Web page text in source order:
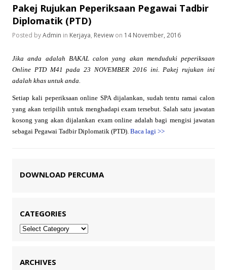
Pakej Rujukan Peperiksaan Pegawai Tadbir
Diplomatik (PTD)
Posted byAdmin in Kerjaya, Review on 14 November, 2016
Jika anda adalah BAKAL calon yang akan menduduki peperiksaan
Online PTD M41 pada 23 NOVEMBER 2016 ini. Pakej rujukan ini
adalah khas untuk anda.
Setiap kali peperiksaan online SPA dijalankan, sudah tentu ramai calon
yang akan teripilih untuk menghadapi exam tersebut. Salah satu jawatan
kosong yang akan dijalankan exam online adalah bagi mengisi jawatan
sebagai Pegawai Tadbir Diplomatik (PTD). Baca lagi >>
DOWNLOAD PERCUMA
CATEGORIES
Categories
ARCHIVES